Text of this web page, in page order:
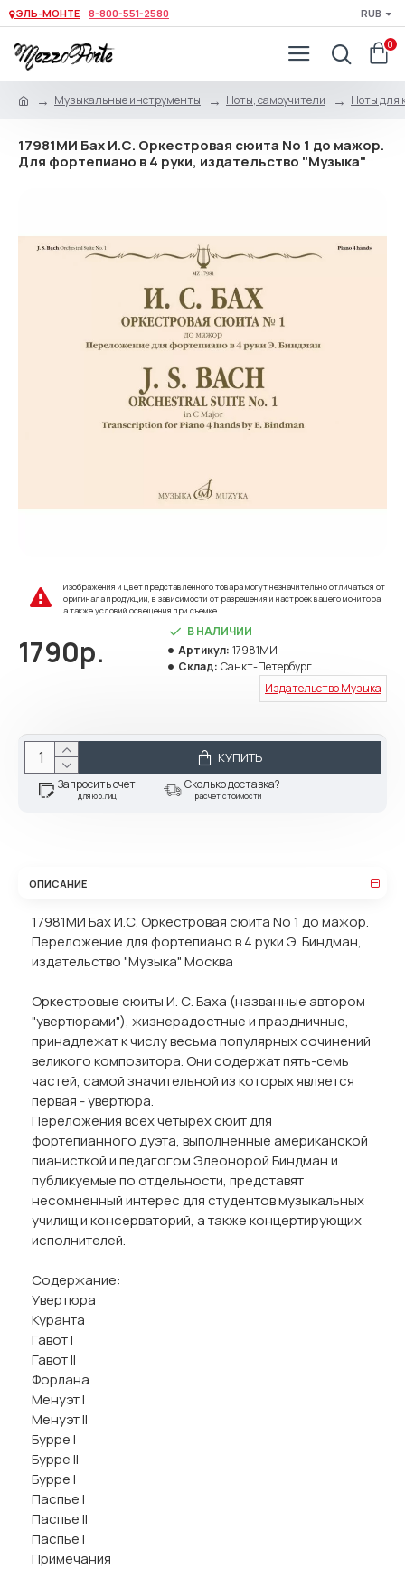
ЭЛЬ-МОНТЕ 8-800-551-2580 RUB
0
Музыкальные инструменты Ноты, самоучители Ноты для
17981МИ Бах И.С. Оркестровая сюита No 1 до мажор.
Для фортепиано в 4 руки, издательство "Музыка"
Изображения и цвет представленного товара могут незначительно отличаться от
оригинала продукции, в зависимости от разрешения и настроек вашего монитора,
а также условий освещения при съемке.
1790р.
В НАЛИЧИИ
Артикул: 17981МИ
Склад: Санкт-Петербург
Издательство Музыка
КУПИТЬ
Запросить счет
для юр.лиц
Сколько доставка?
расчет стоимости
ОПИСАНИЕ
17981МИ Бах И.С. Оркестровая сюита No 1 до мажор.
Переложение для фортепиано в 4 руки Э. Биндман,
издательство "Музыка" Москва
Оркестровые сюиты И. С. Баха (названные автором
"увертюрами"), жизнерадостные и праздничные,
принадлежат к числу весьма популярных сочинений
великого композитора. Они содержат пять-семь
частей, самой значительной из которых является
первая - увертюра.
Переложения всех четырёх сюит для
фортепианного дуэта, выполненные американской
пианисткой и педагогом Элеонорой Биндман и
публикуемые по отдельности, представят
несомненный интерес для студентов музыкальных
училищ и консерваторий, а также концертирующих
исполнителей.
Содержание:
Увертюра
Куранта
Гавот I
Гавот II
Форлана
Менуэт I
Менуэт II
Бурре I
Бурре II
Бурре I
Паспье I
Паспье II
Паспье I
Примечания